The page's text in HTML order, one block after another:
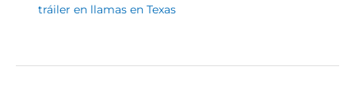
tráiler en llamas en Texas